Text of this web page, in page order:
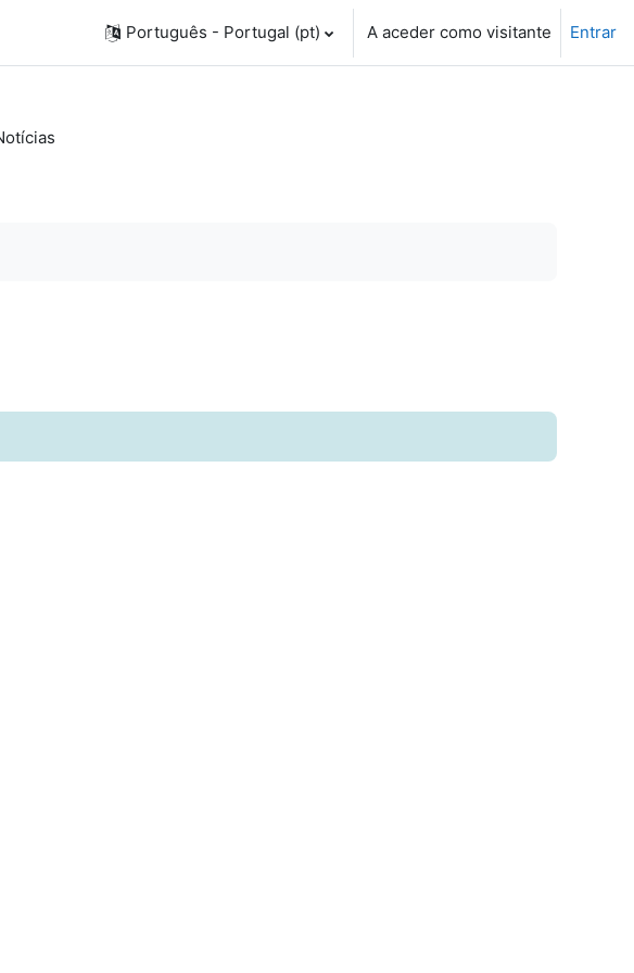
Português - Portugal ‎(pt)‎ A aceder como visitante Entrar